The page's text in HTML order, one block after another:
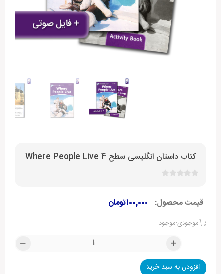
کتاب داستان انگلیسی سطح 4 Where People Live
قیمت محصول: تومان۱۰۰,۰۰۰
موجودی:موجود
افزودن به سبد خرید